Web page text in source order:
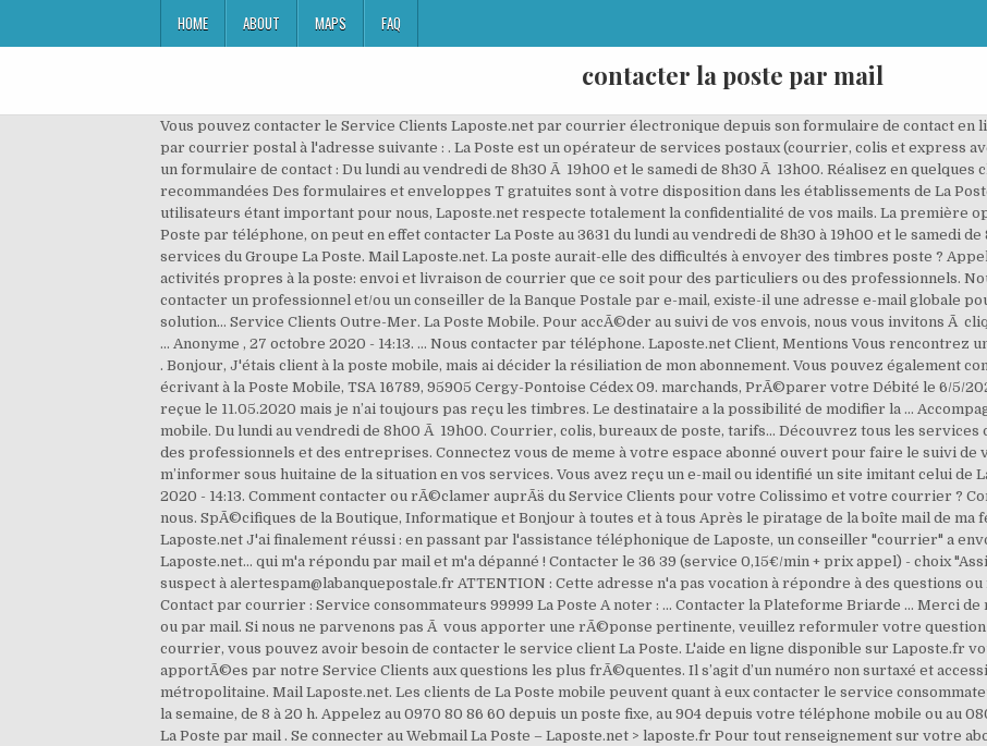
HOME ABOUT MAPS FAQ
contacter la poste par mail
Vous pouvez contacter le Service Clients Laposte.net par courrier électronique depuis son formulaire de contact en ligne.. Vous pouvez également le contacter par courrier postal à l'adresse suivante : . La Poste est un opérateur de services postaux (courrier, colis et express avec Colissimo et Chronopost). Par email, via un formulaire de contact : Du lundi au vendredi de 8h30 Ã 19h00 et le samedi de 8h30 Ã 13h00. Réalisez en quelques clics vos envois de courrier, lettres recommandées Des formulaires et enveloppes T gratuites sont à votre disposition dans les établissements de La Poste. Le respect de la vie privée de nos utilisateurs étant important pour nous, Laposte.net respecte totalement la confidentialité de vos mails. La première option était de contacter le service client de La Poste par téléphone, on peut en effet contacter La Poste au 3631 du lundi au vendredi de 8h30 à 19h00 et le samedi de 8h30 à 13h00. ... Contacter les autres services du Groupe La Poste. Mail Laposte.net. La poste aurait-elle des difficultés à envoyer des timbres poste ? Appelez-nous. D’abord, La Poste effectue les activités propres à la poste: envoi et livraison de courrier que ce soit pour des particuliers ou des professionnels. Nous avons donc cherché comment faire pour contacter un professionnel et/ou un conseiller de la Banque Postale par e-mail, existe-il une adresse e-mail globale pour les clients en France ou une autre solution… Service Clients Outre-Mer. La Poste Mobile. Pour accÃ©der au suivi de vos envois, nous vous invitons Ã cliquer sur ce lien. Il est préférable de contacter … Anonyme , 27 octobre 2020 - 14:13. ... Nous contacter par téléphone. Laposte.net Client, Mentions Vous rencontrez une difficulté avec votre envoi ? Par téléphone . Bonjour, J'étais client à la poste mobile, mais ai décider la résiliation de mon abonnement. Vous pouvez également contacter la Poste Mobile par courrier en écrivant à la Poste Mobile, TSA 16789, 95905 Cergy-Pontoise Cédex 09. marchands, PrÃ©parer votre Débité le 6/5/2020, facture du 06.06.2020 n° F6F10520935 reçue le 11.05.2020 mais je n’ai toujours pas reçu les timbres. Le destinataire a la possibilité de modifier la … Accompagnement sur votre transition numÃ©rique et mobile. Du lundi au vendredi de 8h00 Ã 19h00. Courrier, colis, bureaux de poste, tarifs... Découvrez tous les services de La Poste, à destination des particuliers, des professionnels et des entreprises. Connectez vous de meme à votre espace abonné ouvert pour faire le suivi de votre achat. Contacter bpost . Merci de m’informer sous huitaine de la situation en vos services. Vous avez reçu un e-mail ou identifié un site imitant celui de La Banque Postale . Anonyme , 27 octobre 2020 - 14:13. Comment contacter ou rÃ©clamer auprÃ¨s du Service Clients pour votre Colissimo et votre courrier ? Comment pouvons-nous vous aider ? Appelez-nous. SpÃ©cifiques de la Boutique, Informatique et Bonjour à toutes et à tous Après le piratage de la boîte mail de ma femme, j'ai eu toutes les difficultés à joindre Laposte.net J'ai finalement réussi : en passant par l'assistance téléphonique de Laposte, un conseiller "courrier" a envoyé pour moi un message a l'assistance de Laposte.net... qui m'a répondu par mail et m'a dépanné ! Contacter le 36 39 (service 0,15€/min + prix appel) - choix "Assistance Banque en Ligne" Transférer le mail suspect à alertespam@labanquepostale.fr ATTENTION : Cette adresse n'a pas vocation à répondre à des questions ou réclamations. 1.2 SERVICE CLIENT La poste > Contact par courrier : Service consommateurs 99999 La Poste A noter : ... Contacter la Plateforme Briarde ... Merci de me faire parvenir une réponse par courrier ou par mail. Si nous ne parvenons pas Ã vous apporter une rÃ©ponse pertinente, veuillez reformuler votre question ou utiliser En tant que client du service courrier, vous pouvez avoir besoin de contacter le service client La Poste. L'aide en ligne disponible sur Laposte.fr vous permet d'accÃ©der aux rÃ©ponses apportÃ©es par notre Service Clients aux questions les plus frÃ©quentes. Il s’agit d’un numéro non surtaxé et accessible pour tous les appels depuis la France métropolitaine. Mail Laposte.net. Les clients de La Poste mobile peuvent quant à eux contacter le service consommateur durant les 5 premiers jours ouvrables de la semaine, de 8 à 20 h. Appelez au 0970 80 86 60 depuis un poste fixe, au 904 depuis votre téléphone mobile ou au 0805 30 50 09 … Banque et citoyenne. Contacter La Poste par mail . Se connecter au Webmail La Poste – Laposte.net > laposte.fr Pour tout renseignement sur votre abonnement mobile, le service client de La Poste Mobile est joignable du lundi au samedi de 8h à 22h. ... Contacter les autres services du Groupe La Poste. La poste aurait-elle des difficultés à envoyer des timbres poste ? La Poste vous simplifie la vie ! Utilisez nos formulaires en ligne pour nous communiquer directement vos questions, suggestions, remarques et plaintes. Découvrez La Poste en ligne avec sa boutique et ses services accessibles sur internet ! Comment contacter le Service Clients de votre messagerie Laposte.net ? Banque et citoyenne. 1.2 SERVICE CLIENT La poste > Contact par courrier : Service consommateurs 99999 La Poste A noter : ... Contacter la Plateforme Briarde ... Merci de me faire parvenir une réponse par courrier ou par mail. La différence entre le tarif Non Prior et le tarif préférentiel Direct Mail vous est ensuite remboursée moyennant des frais administratifs de 12,40 €. ... Consultez toutes les dispositions spécifiques prises par La Poste pendant le confinement dans notre rubrique Covid-19. legales. Achat de timbres sur phil@poste par courrier pour 128,28 €. Après renseignement, voici ces informations pour contacter ce service, mises à jour : Par téléphone : 0 800 004 108 (appel gratuit depuis un poste fixe) Du lundi au vendredi de 9H à 17H Par mail : accueil.chomage@laposte.fr Bien cordialement, Yann l'équipe recrutement du Groupe La Poste pourquoi et comment le rÃ©soudre. Mais il est possible de le contacter par mail dans l’Espace abonné. Trouvez les réponses à toutes vos questions grâce à notre aide en ligne ! Ce service est accessible pour tous les appels émis depuis la France métropolitaine. Par courrier : Ecrivez-nous à l'adresse suivante : Service Clients Courrier Entreprises . Pensez à faire parvenir votre courrier par lettre recommandée avec accusé de réception sans oublier d’y mettre vos coordonnées et votre numéro client, pour une meilleure prise en charge de votre dossier. 99999 LA POSTE, Remarque : aucune rÃ©ponse ne sera apportÃ©e Ã ce commentaire. Banque et citoyenne. Colissimo est le célèbre service de livraison proposé par La Poste pour la France métropolitaine et les DOM-+TOM. Comment contacter La Poste par le biais de l’internet Nous sommes en 2020, toutes les entreprises se digitalisent et ce n’est pas La Poste qui fera exemption à la règle. Depuis votre ligne mobile La Poste Mobile au 904 (temps d’attente gratuit puis prix d’un appel métropolitain). 99999 LAPOSTE. Par courrier, vous pouvez nous Ã©crire Ã l'adresse suivante : Service Clients - 99999 LA POSTE Bonjour,